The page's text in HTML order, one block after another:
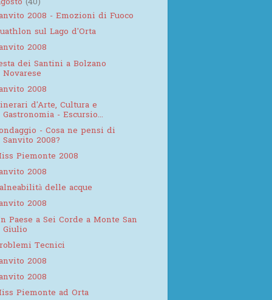
(40)
2008 - Emozioni di Fuoco
sul Lago d'Orta
2008
dei Santini a Bolzano
Novarese
2008
d'Arte, Cultura e
Gastronomia - Escursio...
- Cosa ne pensi di
Sanvito 2008?
Piemonte 2008
2008
delle acque
2008
Paese a Sei Corde a Monte San
Giulio
Tecnici
2008
2008
Piemonte ad Orta